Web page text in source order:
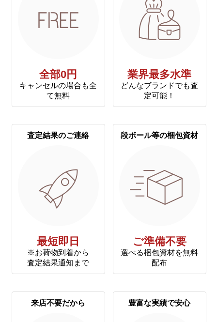
全部0円
キャンセルの場合も全
て無料
業界最多水準
どんなブランドでも査
定可能！
査定結果のご連絡
最短即日
※お荷物到着から
査定結果通知まで
段ボール等の梱包資材
ご準備不要
選べる梱包資材を無料
配布
来店不要だから 豊富な実績で安心